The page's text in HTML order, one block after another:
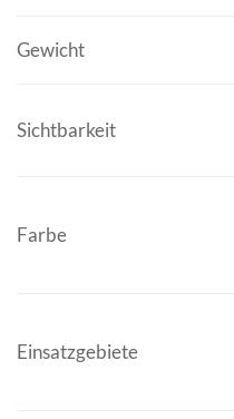
Gewicht
Sichtbarkeit
Farbe
Einsatzgebiete